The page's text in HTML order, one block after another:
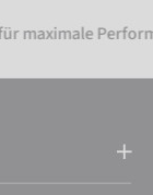
Performance